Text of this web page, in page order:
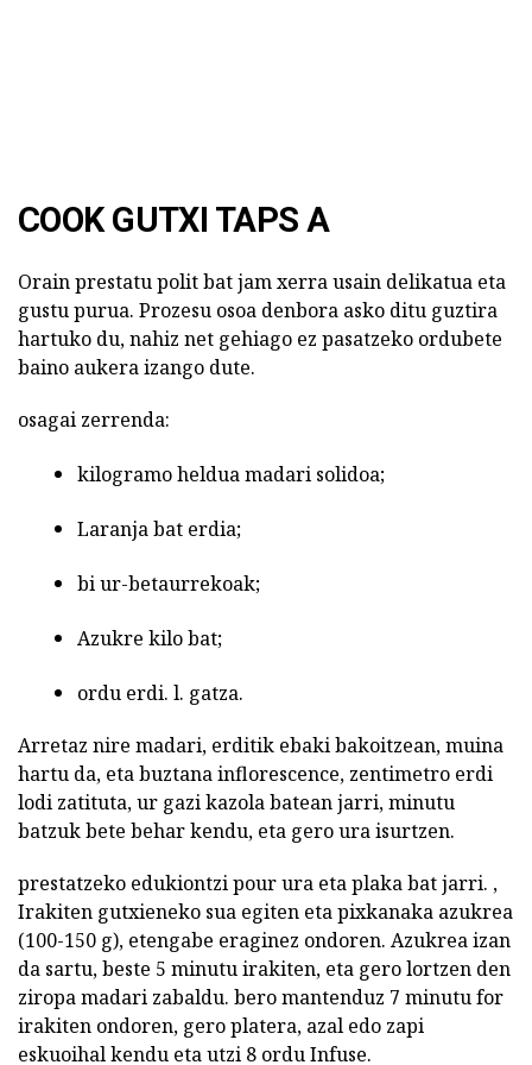
COOK GUTXI TAPS A
Orain prestatu polit bat jam xerra usain delikatua eta
gustu purua. Prozesu osoa denbora asko ditu guztira
hartuko du, nahiz net gehiago ez pasatzeko ordubete
baino aukera izango dute.
osagai zerrenda:
kilogramo heldua madari solidoa;
Laranja bat erdia;
bi ur-betaurrekoak;
Azukre kilo bat;
ordu erdi. l. gatza.
Arretaz nire madari, erditik ebaki bakoitzean, muina
hartu da, eta buztana inflorescence, zentimetro erdi
lodi zatituta, ur gazi kazola batean jarri, minutu
batzuk bete behar kendu, eta gero ura isurtzen.
prestatzeko edukiontzi pour ura eta plaka bat jarri. ,
Irakiten gutxieneko sua egiten eta pixkanaka azukrea
(100-150 g), etengabe eraginez ondoren. Azukrea izan
da sartu, beste 5 minutu irakiten, eta gero lortzen den
ziropa madari zabaldu. bero mantenduz 7 minutu for
irakiten ondoren, gero platera, azal edo zapi
eskuoihal kendu eta utzi 8 ordu Infuse.